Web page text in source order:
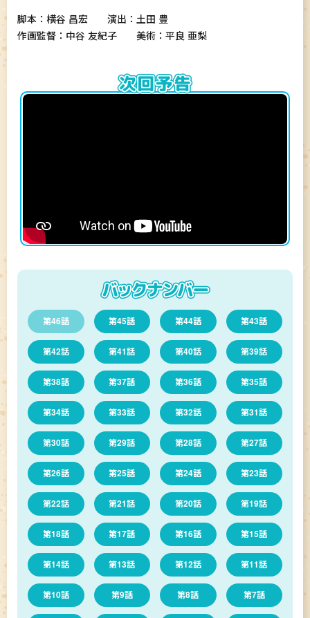
脚本：横谷 昌宏 演出：土田 豊
作画監督：中谷 友紀子 美術：平良 亜梨
第46話 第45話 第44話 第43話
第42話 第41話 第40話 第39話
第38話 第37話 第36話 第35話
第34話 第33話 第32話 第31話
第30話 第29話 第28話 第27話
第26話 第25話 第24話 第23話
第22話 第21話 第20話 第19話
第18話 第17話 第16話 第15話
第14話 第13話 第12話 第11話
第10話 第9話 第8話 第7話